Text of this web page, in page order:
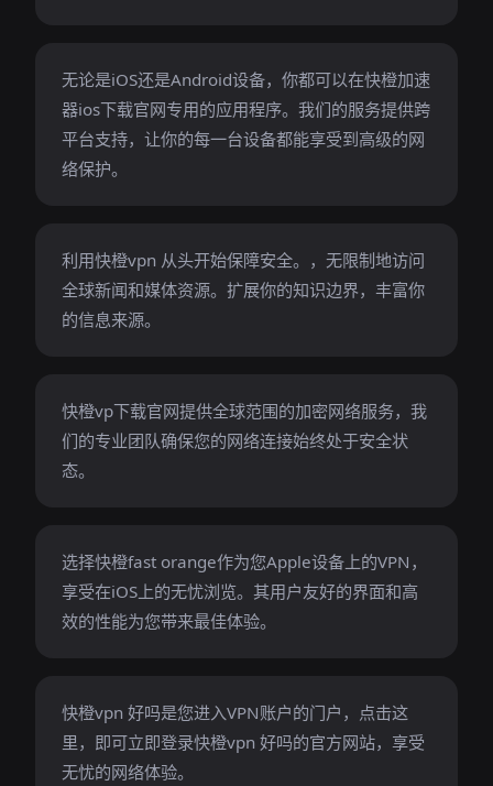
无论是iOS还是Android设备，你都可以在快橙加速
器ios下载官网专用的应用程序。我们的服务提供跨
平台支持，让你的每一台设备都能享受到高级的网
络保护。
利用快橙vpn 从头开始保障安全。，无限制地访问
全球新闻和媒体资源。扩展你的知识边界，丰富你
的信息来源。
快橙vp下载官网提供全球范围的加密网络服务，我
们的专业团队确保您的网络连接始终处于安全状
态。
选择快橙fast orange作为您Apple设备上的VPN，
享受在iOS上的无忧浏览。其用户友好的界面和高
效的性能为您带来最佳体验。
快橙vpn 好吗是您进入VPN账户的门户，点击这
里，即可立即登录快橙vpn 好吗的官方网站，享受
无忧的网络体验。